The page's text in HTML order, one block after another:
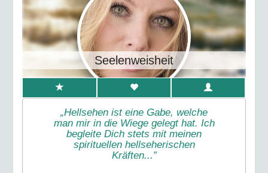
Seelenweisheit
„Hellsehen ist eine Gabe, welche
man mir in die Wiege gelegt hat. Ich
begleite Dich stets mit meinen
spirituellen hellseherischen
Kräften...”